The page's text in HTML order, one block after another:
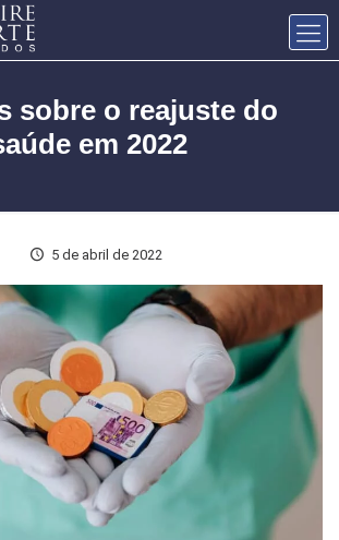
sobre o reajuste do
em 2022
5 de abril de 2022